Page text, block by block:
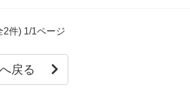
2件) 1/1ページ
戻る